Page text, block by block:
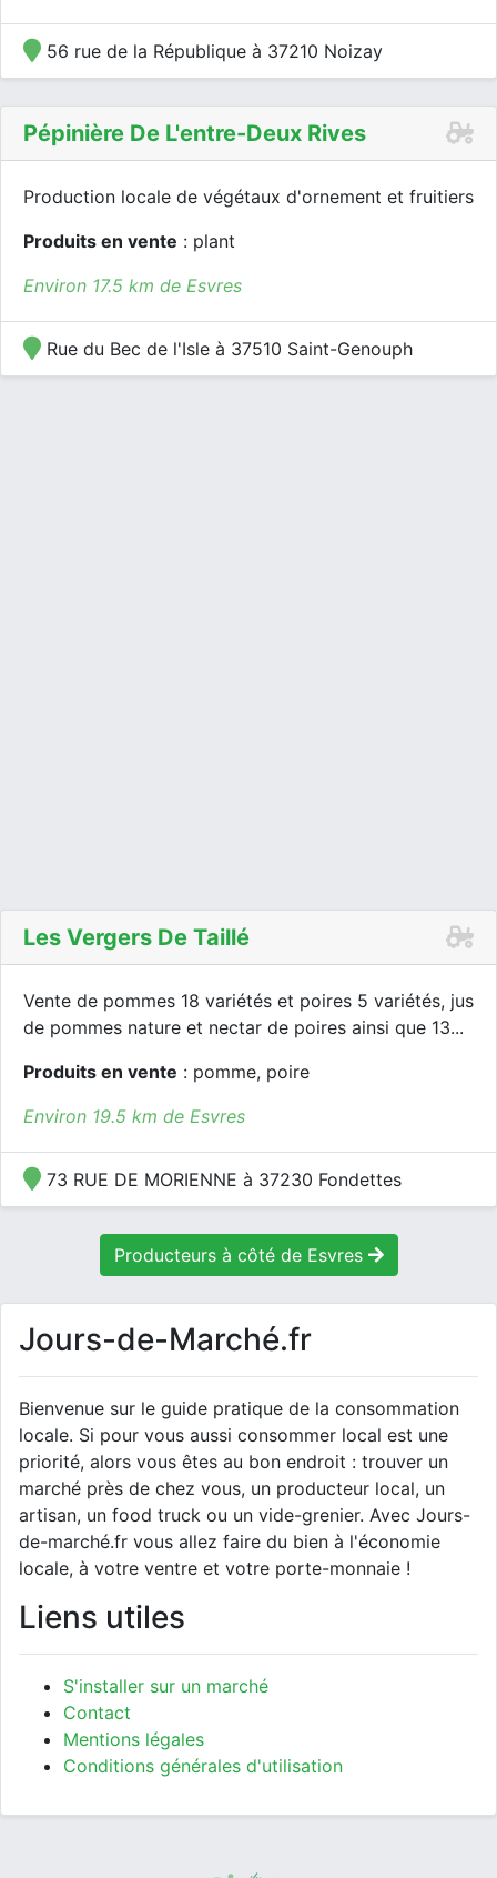
56 rue de la République à 37210 Noizay
Pépinière De L'entre-Deux Rives
Production locale de végétaux d'ornement et fruitiers
Produits en vente : plant
Environ 17.5 km de Esvres
Rue du Bec de l'Isle à 37510 Saint-Genouph
Les Vergers De Taillé
Vente de pommes 18 variétés et poires 5 variétés, jus
de pommes nature et nectar de poires ainsi que 13...
Produits en vente : pomme, poire
Environ 19.5 km de Esvres
73 RUE DE MORIENNE à 37230 Fondettes
Producteurs à côté de Esvres
Jours-de-Marché.fr
Bienvenue sur le guide pratique de la consommation
locale. Si pour vous aussi consommer local est une
priorité, alors vous êtes au bon endroit : trouver un
marché près de chez vous, un producteur local, un
artisan, un food truck ou un vide-grenier. Avec Jours-
de-marché.fr vous allez faire du bien à l'économie
locale, à votre ventre et votre porte-monnaie !
Liens utiles
S'installer sur un marché
Contact
Mentions légales
Conditions générales d'utilisation